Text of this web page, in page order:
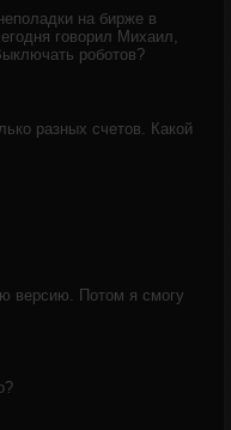
на бирже в
говорил Михаил,
роботов?
разных счетов. Какой
версию. Потом я смогу